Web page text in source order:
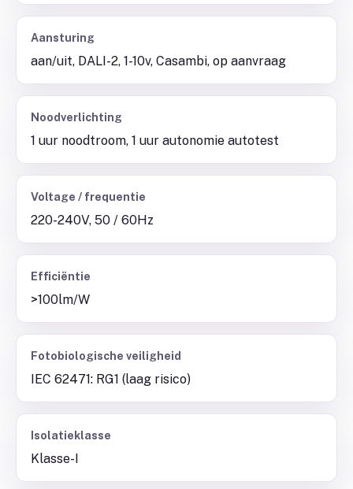
Aansturing
aan/uit, DALI-2, 1-10v, Casambi, op aanvraag
Noodverlichting
1 uur noodtroom, 1 uur autonomie autotest
Voltage / frequentie
220-240V, 50 / 60Hz
Efficiëntie
>100lm/W
Fotobiologische veiligheid
IEC 62471: RG1 (laag risico)
Isolatieklasse
Klasse-I